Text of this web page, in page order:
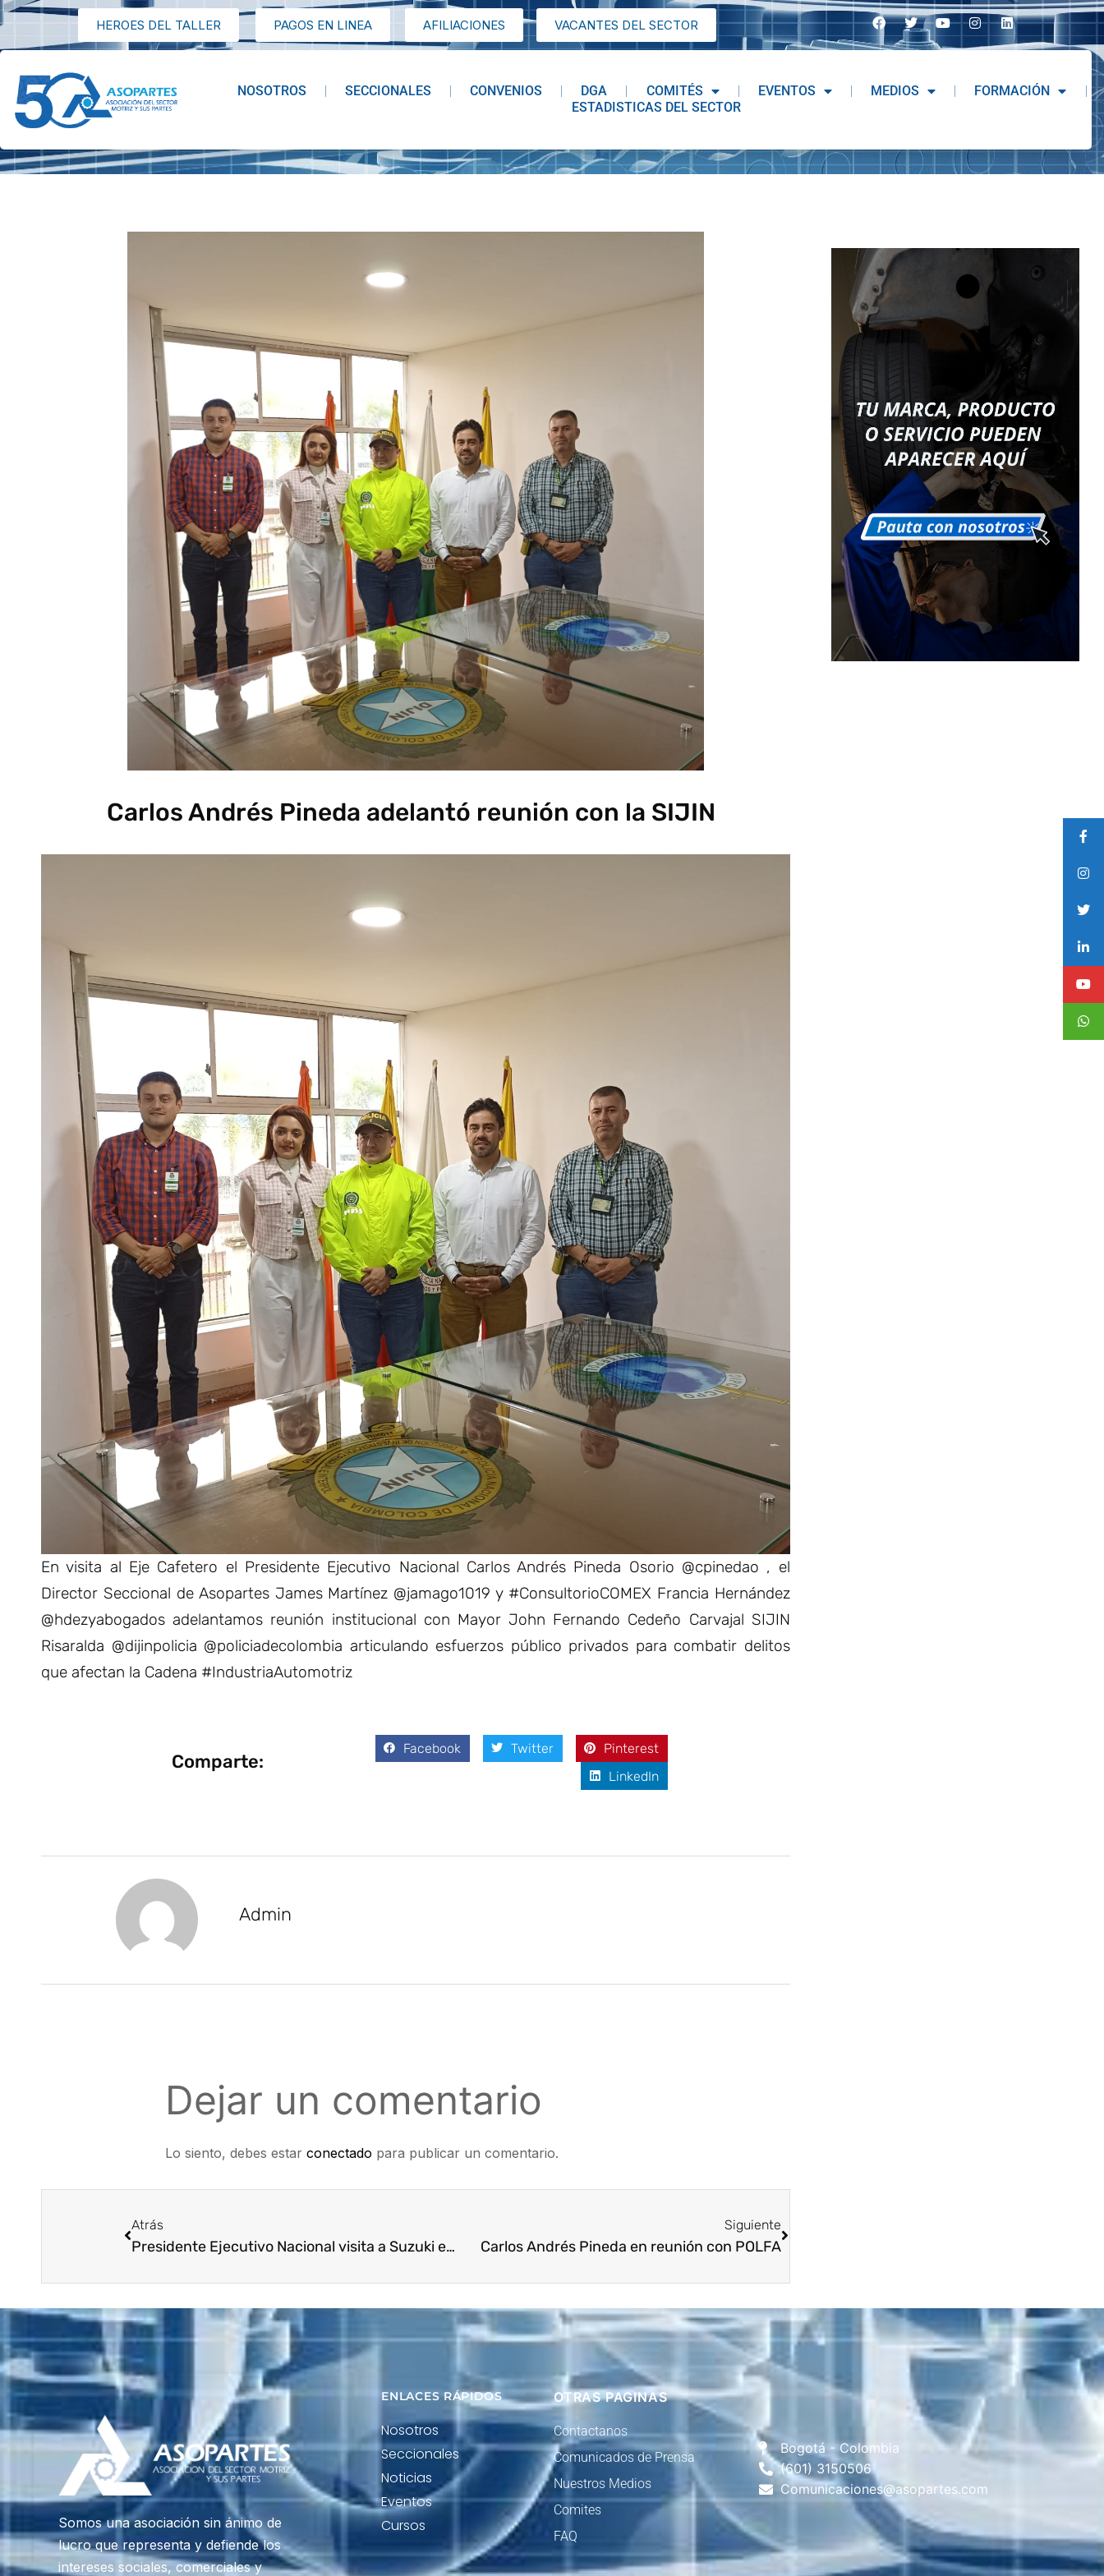
HEROES DEL TALLER PAGOS EN LINEA AFILIACIONES VACANTES DEL SECTOR
NOSOTROS SECCIONALES CONVENIOS DGA COMITÉS EVENTOS MEDIOS
FORMACIÓN
ESTADISTICAS DEL SECTOR
Carlos Andrés Pineda adelantó reunión con la SIJIN
En visita al Eje Cafetero el Presidente Ejecutivo Nacional Carlos Andrés Pineda Osorio @cpinedao , el
Director Seccional de Asopartes James Martínez @jamago1019 y #ConsultorioCOMEX Francia Hernández
@hdezyabogados adelantamos reunión institucional con Mayor John Fernando Cedeño Carvajal SIJIN
Risaralda @dijinpolicia @policiadecolombia articulando esfuerzos público privados para combatir delitos
que afectan la Cadena #IndustriaAutomotriz
Comparte:
Facebook Twitter
Pinterest
LinkedIn
Admin
Dejar un comentario
Lo siento, debes estar conectado para publicar un comentario.
Atrás
Presidente Ejecutivo Nacional visita a Suzuki en eje Cafetero.
Siguiente
Carlos Andrés Pineda en reunión con POLFA
Somos una asociación sin ánimo de
lucro que representa y defiende los
intereses sociales, comerciales y
ENLACES RÁPIDOS
Nosotros
Seccionales
Noticias
Eventos
Cursos
OTRAS PAGINAS
Contactanos
Comunicados de Prensa
Nuestros Medios
Comites
FAQ
Bogotá - Colombia
(601) 3150506
Comunicaciones@asopartes.com